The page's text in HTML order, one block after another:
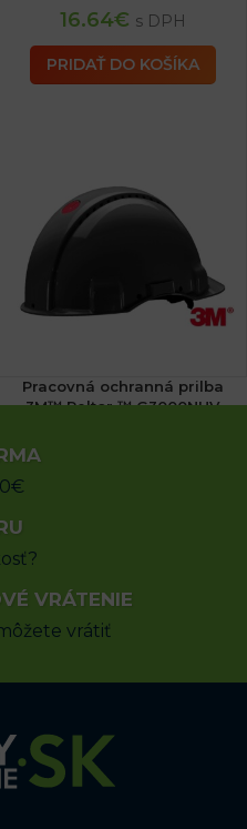
16.64€ s DPH
PRIDAŤ DO KOŠÍKA
Pracovná ochranná prilba
3M™ Peltor ™ G3000NUV
VRÁTENIE
vrátiť